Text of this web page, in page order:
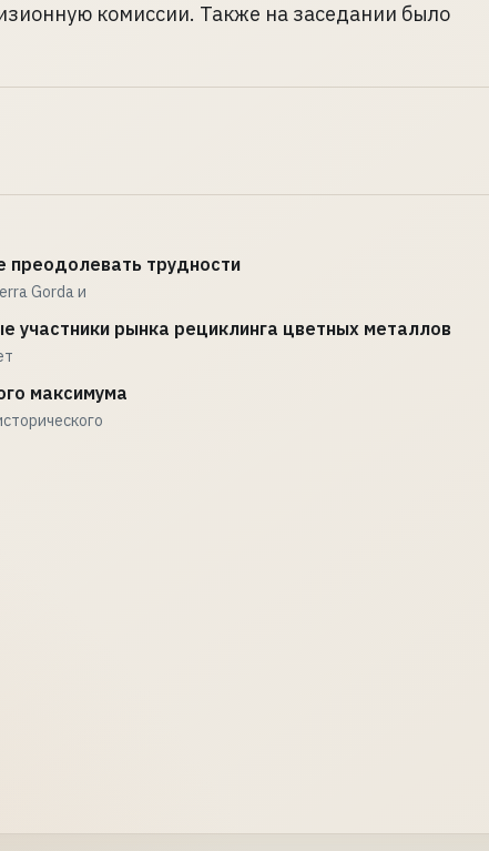
комиссии. Также на заседании было
преодолевать трудности
Gorda и
участники рынка рециклинга цветных металлов
максимума